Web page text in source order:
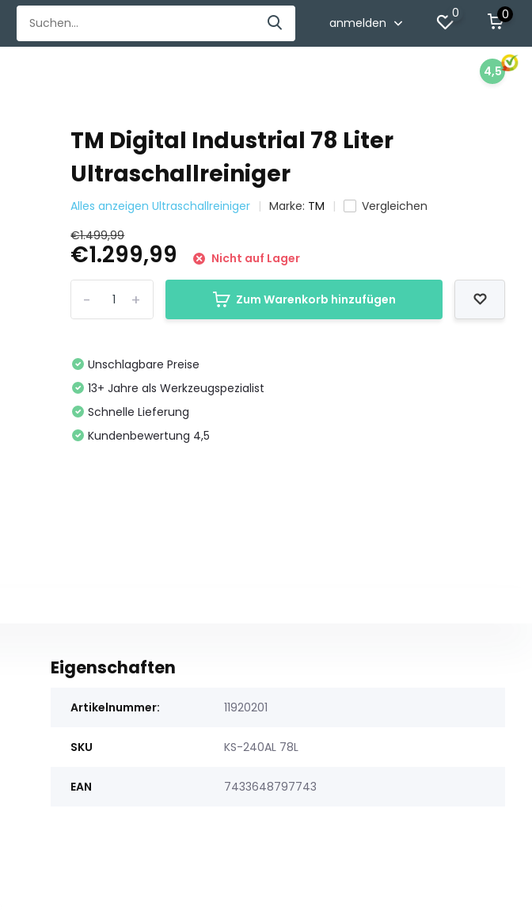
anmelden
0 0
4,5
TM Digital Industrial 78 Liter
Ultraschallreiniger
Alles anzeigen Ultraschallreiniger Marke: TM
Vergleichen
€1.499,99
€1.299,99 Nicht auf Lager
+
- Zum Warenkorb hinzufügen
Unschlagbare Preise
13+ Jahre als Werkzeugspezialist
Schnelle Lieferung
Kundenbewertung 4,5
Eigenschaften
Artikelnummer: 11920201
SKU KS-240AL 78L
EAN 7433648797743